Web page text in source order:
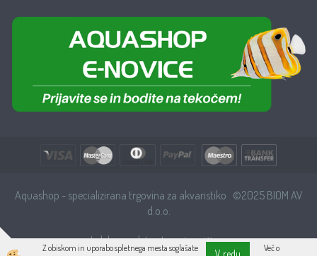
Aquashop - specializirana trgovina za akvaristiko ©2025 BIOM AV
d.o.o.
Izdelava spletne trgovine
Z obiskom in uporabo spletnega mesta soglašate
V redu
Več o